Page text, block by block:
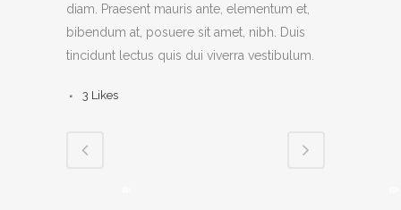
diam. Praesent mauris ante, elementum et,
bibendum at, posuere sit amet, nibh. Duis
tincidunt lectus quis dui viverra vestibulum.
3 Likes